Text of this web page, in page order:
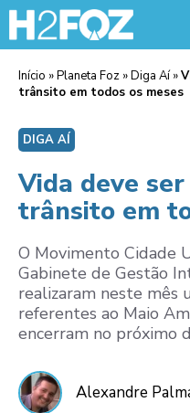
Início »Planeta Foz »Diga Aí»
trânsito em todos os meses
DIGA AÍ
Vida deve
trânsito em
O Movimento Cidade
Gabinete de Gestão
realizaram neste mês
referentes ao Maio
encerram no próximo
Alexandre